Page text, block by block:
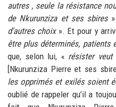
autres , seule la résistance
de Nkurunziza et ses sbires
d’autres choix». Et pour y
être plus déterminés, patients
que, selon lui, « résister veut
[Nkurunziza Pierre et ses
les opprimés et exilés soient
oublié de rappeler qu’il a